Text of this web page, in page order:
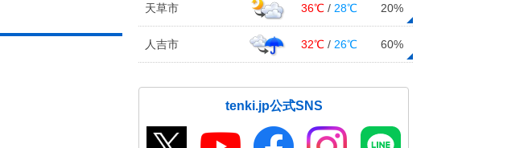
天草市 36℃ / 28℃ 20%
人吉市 32℃ / 26℃ 60%
tenki.jp公式SNS